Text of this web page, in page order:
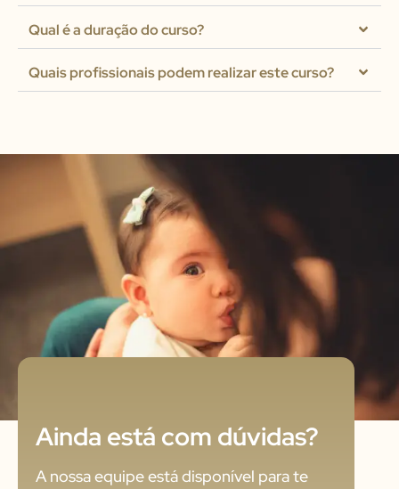
Qual é a duração do curso?
Quais profissionais podem realizar este curso?
Ainda está com dúvidas?
A nossa equipe está disponível para te